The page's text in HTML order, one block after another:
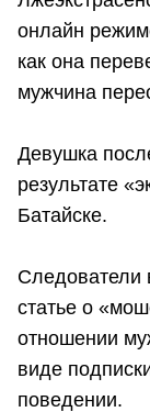
онлайн
как она
мужчина
Девушка
результате
Батайске.
Следователи
статье о
отношении
виде
поведении.